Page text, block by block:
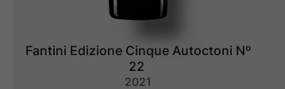
Fantini Edizione Cinque Autoctoni Nº
22
2021